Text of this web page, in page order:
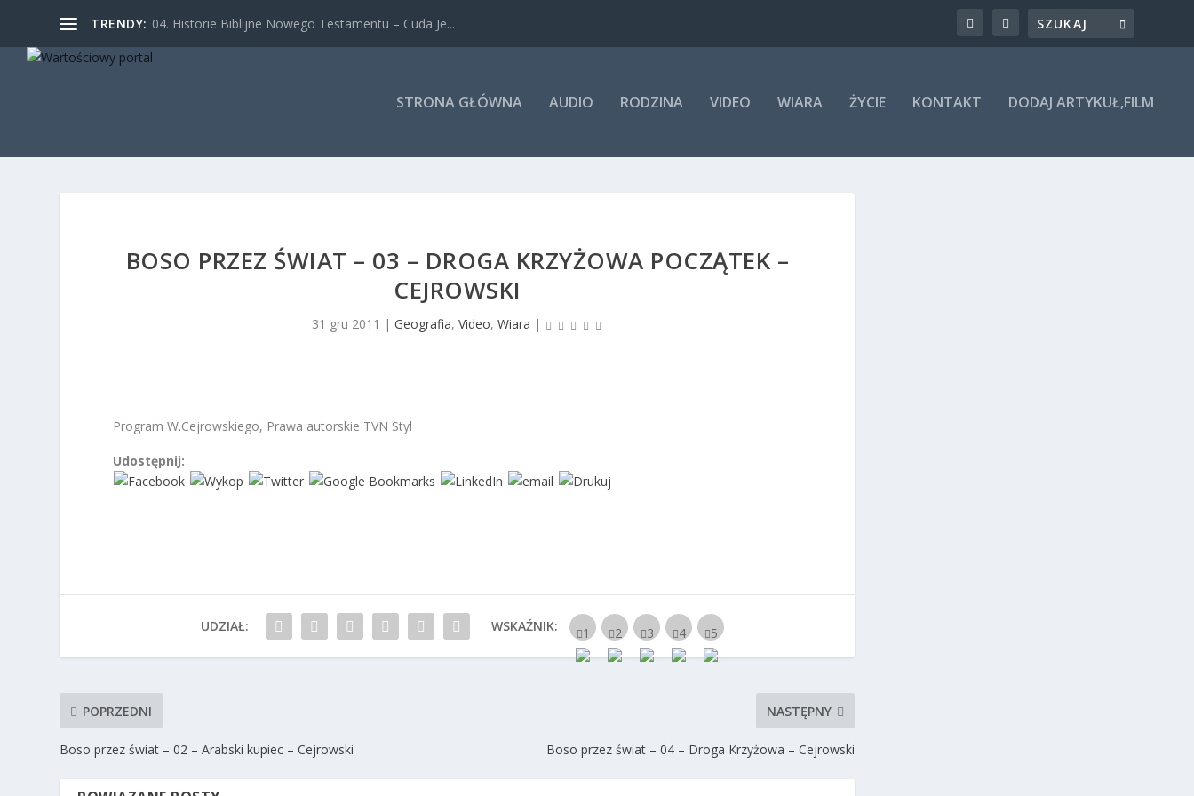
TRENDY: 04. Historie Biblijne Nowego Testamentu – Cuda Je...
STRONA GŁÓWNA AUDIO RODZINA VIDEO WIARA ŻYCIE KONTAKT DODAJ ARTYKUŁ,FILM
BOSO PRZEZ ŚWIAT – 03 – DROGA KRZYŻOWA POCZĄTEK –
CEJROWSKI
31 gru 2011 | Geografia, Video, Wiara |
Program W.Cejrowskiego, Prawa autorskie TVN Styl
Udostępnij:
UDZIAŁ: WSKAŹNIK:
POPRZEDNI
Boso przez świat – 02 – Arabski kupiec – Cejrowski
NASTĘPNY
Boso przez świat – 04 – Droga Krzyżowa – Cejrowski